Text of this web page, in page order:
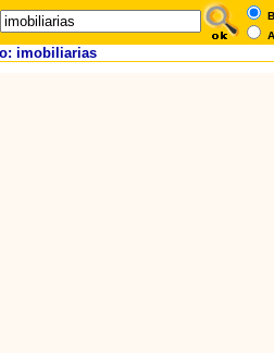
imobiliarias